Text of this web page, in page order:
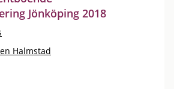
Jönköping 2018
Halmstad